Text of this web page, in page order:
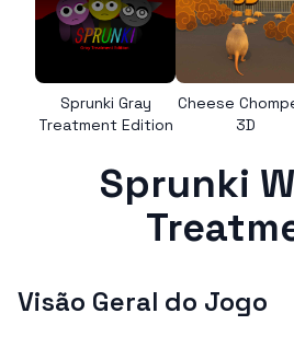
Sprunki Gray
Treatment Edition
Cheese
3D
Sprunki
Visão Geral do Jogo